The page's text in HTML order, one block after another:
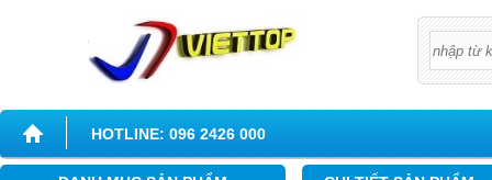
HOTLINE: 096 2426 000